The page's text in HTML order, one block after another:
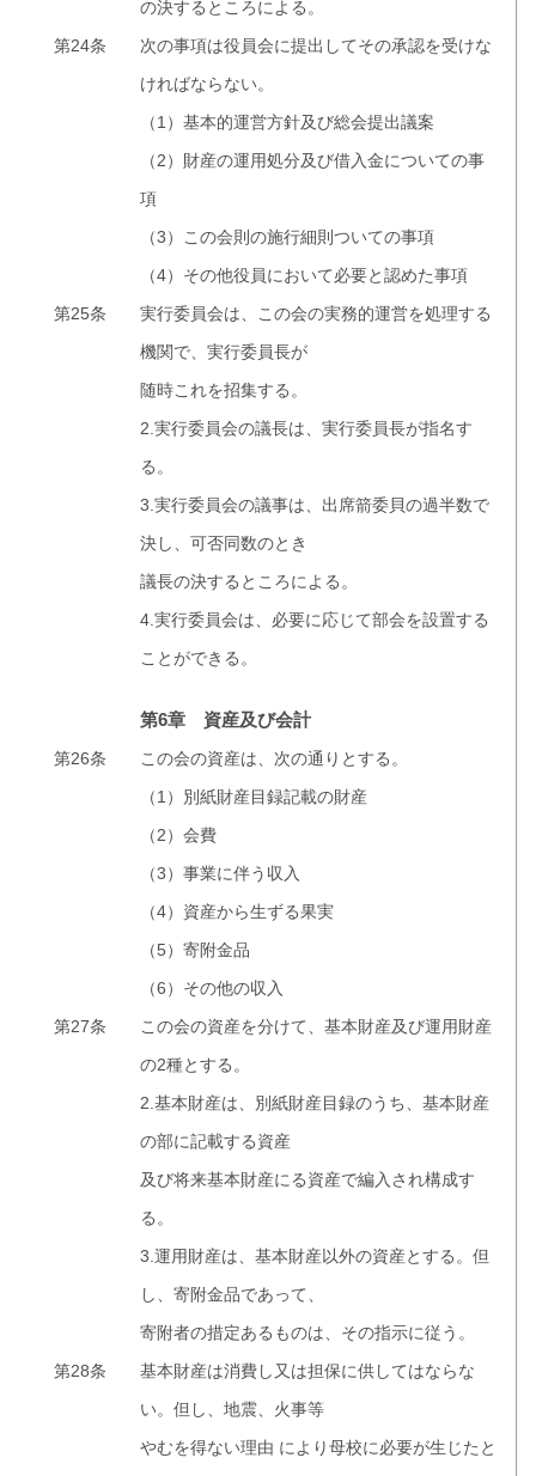
の決するところによる。
第24条
次の事項は役員会に提出してその承認を受けな
ければならない。
（1）基本的運営方針及び総会提出議案
（2）財産の運用処分及び借入金についての事
項
（3）この会則の施行細則ついての事項
（4）その他役員において必要と認めた事項
第25条
実行委員会は、この会の実務的運営を処理する
機関で、実行委員長が
随時これを招集する。
2.実行委員会の議長は、実行委員長が指名す
る。
3.実行委員会の議事は、出席箭委貝の過半数で
決し、可否同数のとき
議長の決するところによる。
4.実行委員会は、必要に応じて部会を設置する
ことができる。
第6章 資産及び会計
第26条
この会の資産は、次の通りとする。
（1）別紙財産目録記載の財産
（2）会費
（3）事業に伴う収入
（4）資産から生ずる果実
（5）寄附金品
（6）その他の収入
第27条
この会の資産を分けて、基本財産及び運用財産
の2種とする。
2.基本財産は、別紙財産目録のうち、基本財産
の部に記載する資産
及び将来基本財産にる資産で編入され構成す
る。
3.運用財産は、基本財産以外の資産とする。但
し、寄附金品であって、
寄附者の措定あるものは、その指示に従う。
第28条
基本財産は消費し又は担保に供してはならな
い。但し、地震、火事等
やむを得ない理由 により母校に必要が生じたと